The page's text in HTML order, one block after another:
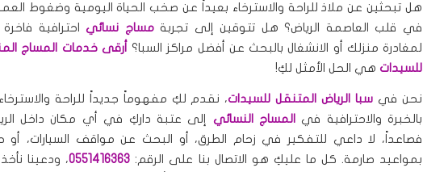
هل تبحثين عن ملاذ للراحة والاسترخاء بعيداً عن صخب الحياة اليومية وضغوط
في قلب العاصمة الرياض؟ هل تتوقين إلى تجربةمساج نسائياحترافية
لمغادرة منزلك أو الانشغال بالبحث عن أفضل مراكز السبا؟
أرقى خدمات المساج
للسيداتهي الحل الأمثل لكِ!
نحن في سبا الرياض المتنقل للسيدات، نقدم لكِ مفهوماً جديداً للراحة
بالخبرة والاحترافية في
المساج النسائي إلى عتبة داركِ في أي مكان داخل
فصاعداً، لا داعي للتفكير في زحام الطرق، أو البحث عن مواقف السيارات، أو
بمواعيد صارمة. كل ما عليكِ هو الاتصال بنا على الرقم: 0551416363، ودعينا